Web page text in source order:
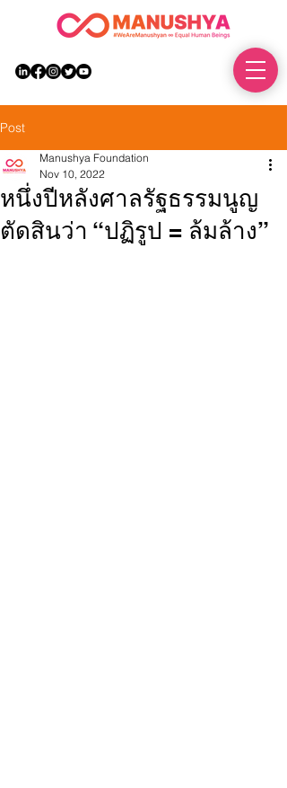
Post
หนึ่งปีหลังศาลรัฐธรรมนูญ
ตัดสินว่า “ปฏิรูป = ล้มล้าง”
Manushya Foundation
Nov 10, 2022